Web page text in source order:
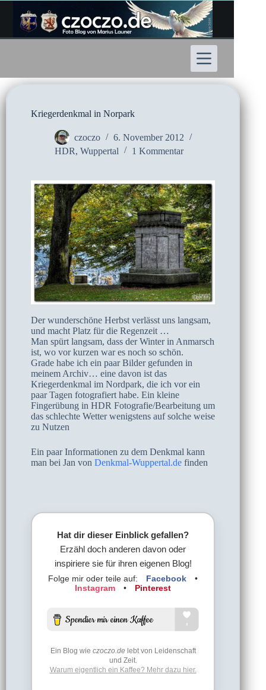
Inhalt
springen
Kriegerdenkmal in Norpark
czoczo
6. November 2012
HDR, Wuppertal 1 Kommentar
Der wunderschöne Herbst verlässt uns langsam,
und macht Platz für die Regenzeit …
Man spürt langsam, dass der Winter in Anmarsch
ist, wo vor kurzen war es noch so schön.
Grade habe ich ein paar Bilder gefunden in
meinem Archiv… eine davon ist das
Kriegerdenkmal im Nordpark, die ich vor ein
paar Tagen fotografiert habe. Ein kleine
Fingerübung in HDR Fotografie/Bearbeitung um
das schlechte Wetter wenigstens auf solche weise
zu Nutzen
Ein paar Informationen zu dem Denkmal kann
man bei Jan von Denkmal-Wuppertal.de finden
Hat dir dieser Einblick gefallen?
Erzähl doch anderen davon oder
inspiriere sie für ihren eigenen Blog!
Folge mir oder teile auf: Facebook
•
Instagram
• Pinterest
Ein Blog wie czoczo.delebt von Leidenschaft
und Zeit.
Warum eigentlich ein Kaffee? Mehr dazu hier.